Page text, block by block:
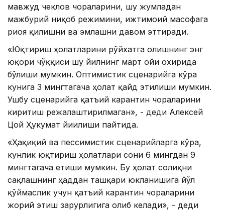
мавжуд чеклов чораларини, шу жумладан
мажбурий ниқоб режимини, ижтимоий масофага
риоя қилишни ва эмлашни давом эттиради.
«Юқтириш ҳолатларини рўйхатга олишнинг энг
юқори чўққиси шу йилнинг март ойи охирида
бўлиши мумкин. Оптимистик сценарийга кўра
кунига 3 мингтагача ҳолат қайд этилиши мумкин.
Ушбу сценарийга қатъий карантин чораларини
киритиш режалаштирилмаган», - деди Алексей
Цой Ҳукумат йиғилиши пайтида.
«Ҳақиқий ва пессимистик сценарийларга кўра,
кунлик юқтириш ҳолатлари сони 6 мингдан 9
мингтагача етиши мумкин. Бу ҳолат соғлиқни
сақлашнинг ҳаддан ташқари юкланишига йўл
қўймаслик учун қатъий карантин чораларини
жорий этиш зарурлигига олиб келади», - деди